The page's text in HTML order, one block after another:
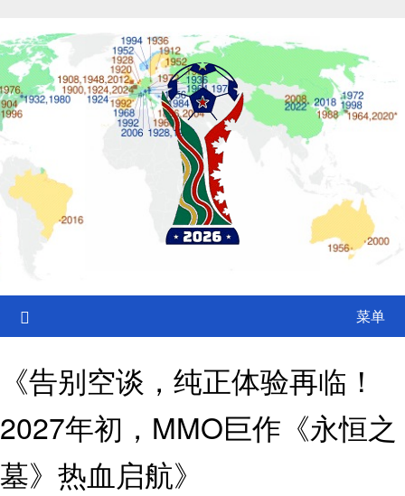
content
菜单
《告别空谈，纯正体验再临！
2027年初，MMO巨作《永恒之
墓》热血启航》